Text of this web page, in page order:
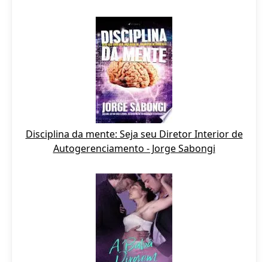
Disciplina da mente: Seja seu Diretor Interior de
Autogerenciamento - Jorge Sabongi